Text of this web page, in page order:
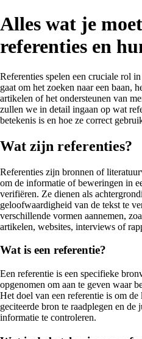
Alles wat je
referenties en
Referenties spelen een cruciale rol
gaat om het zoeken naar een baan,
artikelen of het ondersteunen van
zullen we in detail ingaan op wat
betekenis is en hoe ze correct
Wat zijn referenties?
Referenties zijn bronnen of
om de informatie of beweringen in
verifiëren. Ze dienen als
geloofwaardigheid van de tekst te
verschillende vormen aannemen,
artikelen, websites, interviews of
Wat is een referentie?
Een referentie is een specifieke
opgenomen om aan te geven waar
Het doel van een referentie is om de
geciteerde bron te raadplegen en de
informatie te controleren.